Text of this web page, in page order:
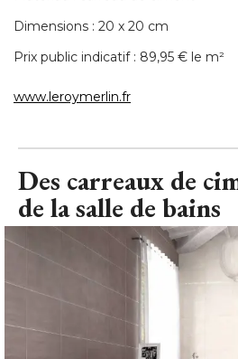
Dimensions : 20 x 20 cm
Prix public indicatif : 89,95 € le m²
www.leroymerlin.fr
Des carreaux de
de la salle de bains